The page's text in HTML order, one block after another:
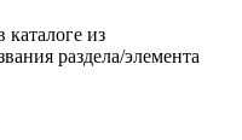
из
раздела/элемента